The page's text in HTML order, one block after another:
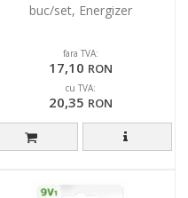
buc/set, Energizer
fara TVA:
17,10 RON
cu TVA:
20,35 RON